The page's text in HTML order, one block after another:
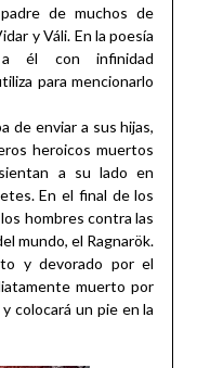
de muchos de
y Váli. En la poesía
a él con infinidad
para mencionarlo
de enviar a sus hijas,
heroicos muertos
a su lado en
En el final de los
hombres contra las
mundo, el Ragnarök.
y devorado por el
muerto por
colocará un pie en la